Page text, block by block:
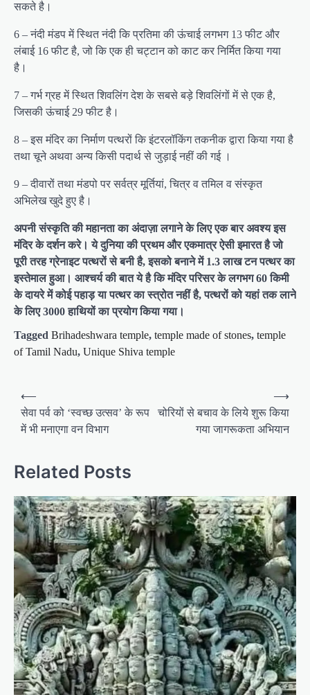
सकते है।
6 – नंदी मंडप में स्थित नंदी कि प्रतिमा की ऊंचाई लगभग 13 फीट और
लंबाई 16 फीट है, जो कि एक ही चट्टान को काट कर निर्मित किया गया
है।
7 – गर्भ ग्रह में स्थित शिवलिंग देश के सबसे बड़े शिवलिंगों में से एक है,
जिसकी ऊंचाई 29 फीट है।
8 – इस मंदिर का निर्माण पत्थरों कि इंटरलॉकिंग तकनीक द्वारा किया गया है
तथा चूने अथवा अन्य किसी पदार्थ से जुड़ाई नहीं की गई ।
9 – दीवारों तथा मंडपो पर सर्वत्र मूर्तियां, चित्र व तमिल व संस्कृत
अभिलेख खुदे हुए है।
अपनी संस्कृति की महानता का अंदाज़ा लगाने के लिए एक बार अवश्य इस
मंदिर के दर्शन करे। ये दुनिया की प्रथम और एकमात्र ऐसी इमारत है जो
पूरी तरह ग्रेनाइट पत्थरों से बनी है, इसको बनाने में 1.3 लाख टन पत्थर का
इस्तेमाल हुआ। आश्चर्य की बात ये है कि मंदिर परिसर के लगभग 60 किमी
के दायरे में कोई पहाड़ या पत्थर का स्त्रोत नहीं है, पत्थरों को यहां तक लाने
के लिए 3000 हाथियों का प्रयोग किया गया।
Tagged Brihadeshwara temple, temple made of stones, temple
of Tamil Nadu, Unique Shiva temple
o
n
a
v
i
g
a
t
i
o
n
⟵
सेवा पर्व को ‘स्वच्छ उत्सव’ के रूप
में भी मनाएगा वन विभाग
चोरियों से बचाव के लिये शुरू किया
गया जागरूकता अभियान
⟶
Related Posts